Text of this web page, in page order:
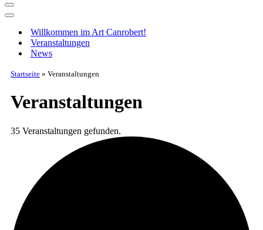
Navigationsmenü
Navigationsmenü
Willkommen im Art Canrobert!
Veranstaltungen
News
Startseite » Veranstaltungen
Veranstaltungen
35 Veranstaltungen gefunden.